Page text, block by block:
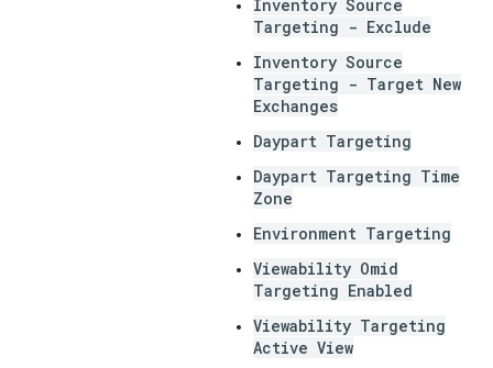
Inventory Source
Targeting - Exclude
Inventory Source
Targeting - Target New
Exchanges
Daypart Targeting
Daypart Targeting Time
Zone
Environment Targeting
Viewability Omid
Targeting Enabled
Viewability Targeting
Active View